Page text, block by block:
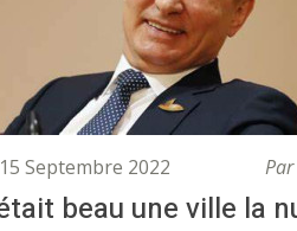
15 Septembre 2022
beau une ville la